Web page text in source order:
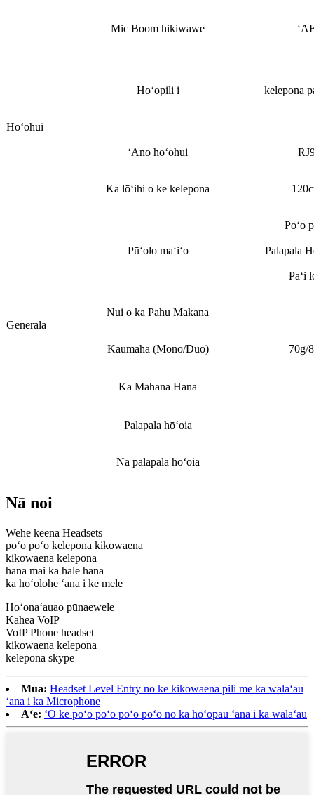
Mic Boom hikiwawe
Hoʻohui
Hoʻopili i kelepona
ʻAno hoʻohui
Ka lōʻihi o ke kelepona
Generala
Pūʻolo maʻiʻo
Poʻo
Palapala
Paʻi
Nui o ka Pahu Makana
Kaumaha (Mono/Duo) 70g/
Ka Mahana Hana
Palapala hōʻoia
Nā palapala hōʻoia
Nā noi
Wehe keena Headsets
poʻo poʻo kelepona kikowaena
kikowaena kelepona
hana mai ka hale hana
ka hoʻolohe ʻana i ke mele
Hoʻonaʻauao pūnaewele
Kāhea VoIP
VoIP Phone headset
kikowaena kelepona
kelepona skype
Mua: Headset Level Entry no ke kikowaena pili me ka walaʻau
ʻana i ka Microphone
Aʻe: ʻO ke poʻo poʻo poʻo poʻo no ka hoʻopau ʻana i ka walaʻau